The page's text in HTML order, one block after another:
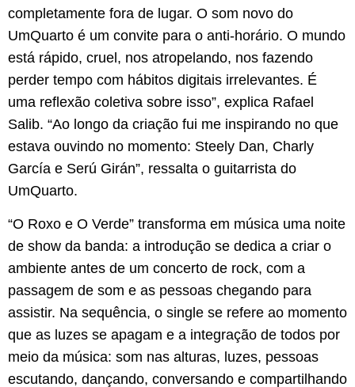
completamente fora de lugar. O som novo do
UmQuarto é um convite para o anti-horário. O mundo
está rápido, cruel, nos atropelando, nos fazendo
perder tempo com hábitos digitais irrelevantes. É
uma reflexão coletiva sobre isso”, explica Rafael
Salib. “Ao longo da criação fui me inspirando no que
estava ouvindo no momento: Steely Dan, Charly
García e Serú Girán”, ressalta o guitarrista do
UmQuarto.
“O Roxo e O Verde” transforma em música uma noite
de show da banda: a introdução se dedica a criar o
ambiente antes de um concerto de rock, com a
passagem de som e as pessoas chegando para
assistir. Na sequência, o single se refere ao momento
que as luzes se apagam e a integração de todos por
meio da música: som nas alturas, luzes, pessoas
escutando, dançando, conversando e compartilhando